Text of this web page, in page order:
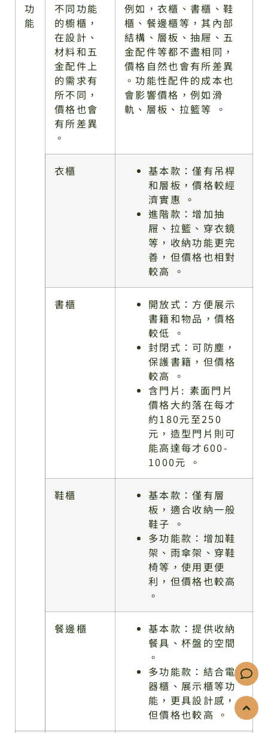
功
能
不同功能
的櫥櫃，
在設計、
材料和五
金配件上
的需求有
所不同，
價格也會
有所差異
。
例如，衣櫃、書櫃、鞋
櫃、餐邊櫃等，其內部
結構、層板、抽屜、五
金配件等都不盡相同，
價格自然也會有所差異
。功能性配件的成本也
會影響價格，例如滑
軌、層板、拉籃等 。
衣櫃
基本款：僅有吊桿
和層板，價格較經
濟實惠 。
進階款：增加抽
屜、拉籃、穿衣鏡
等，收納功能更完
善，但價格也相對
較高 。
書櫃
開放式：方便展示
書籍和物品，價格
較低 。
封閉式：可防塵，
保護書籍，但價格
較高 。
含門片: 素面門片
價格大約落在每才
約180元至250
元，造型門片則可
能高達每才600-
1000元 。
鞋櫃
基本款：僅有層
板，適合收納一般
鞋子 。
多功能款：增加鞋
架、雨傘架、穿鞋
椅等，使用更便
利，但價格也較高
。
餐邊櫃
基本款：提供收納
餐具、杯盤的空間
。
多功能款：結合電
器櫃、展示櫃等功
能，更具設計感，
但價格也較高 。